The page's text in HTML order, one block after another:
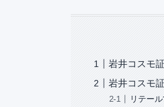
岩井コスモ
岩井コスモ
リテー